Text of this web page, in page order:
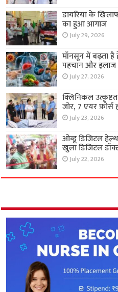
डायरिया के
का हुआ आगाज
July 29, 2026
मॉनसून में बढ़ता
पहचान और
July 27, 2026
क्लिनिकल
जोर, 7 एयर फ़ोर्स
July 23, 2026
ओब्डू डिजिटल
खुला डिजिटल
July 22, 2026